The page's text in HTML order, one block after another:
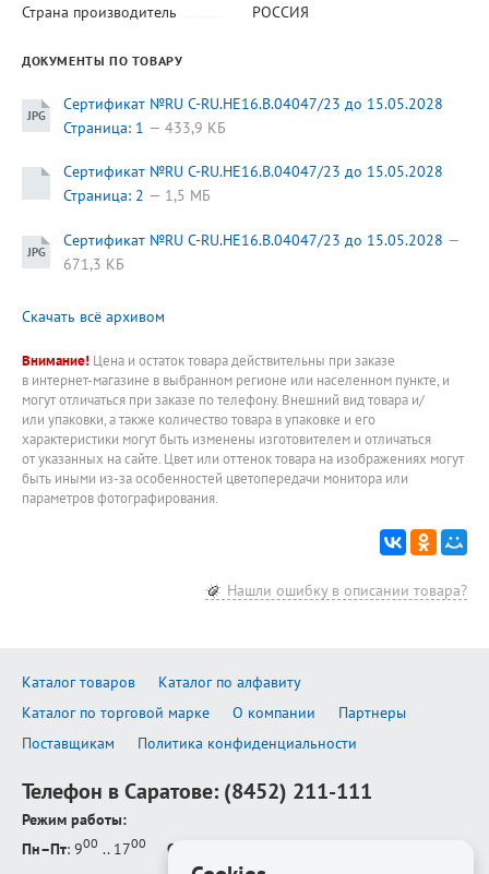
Страна производитель
РОССИЯ
ДОКУМЕНТЫ ПО ТОВАРУ
Сертификат №RU C-RU.HE16.B.04047/23 до 15.05.2028
Страница: 1
433,9 КБ
Сертификат №RU C-RU.HE16.B.04047/23 до 15.05.2028
Страница: 2
1,5 МБ
Сертификат №RU C-RU.HE16.B.04047/23 до 15.05.2028
671,3 КБ
Скачать всё архивом
Внимание! Цена и остаток товара действительны при заказе
в интернет-магазине в выбранном регионе или населенном пункте, и
могут отличаться при заказе по телефону. Внешний вид товара и/
или упаковки, а также количество товара в упаковке и его
характеристики могут быть изменены изготовителем и отличаться
от указанных на сайте. Цвет или оттенок товара на изображениях могут
быть иными из-за особенностей цветопередачи монитора или
параметров фотографирования.
Нашли ошибку в описании товара?
Каталог товаров
Каталог по алфавиту
Каталог по торговой марке
О компании
Партнеры
Поставщикам
Политика конфиденциальности
Телефон в Саратове: (8452) 211-111
Режим работы:
Пн–Пт: 900 .. 1700 Сб–Вс